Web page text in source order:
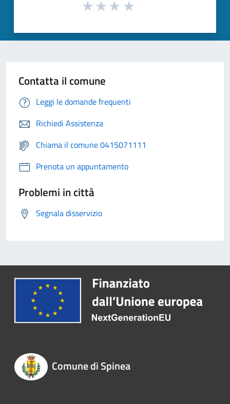
Contatta il comune
Leggi le domande frequenti
Richiedi Assistenza
Chiama il comune 0415071111
Prenota un appuntamento
Problemi in città
Segnala disservizio
Comune di Spinea